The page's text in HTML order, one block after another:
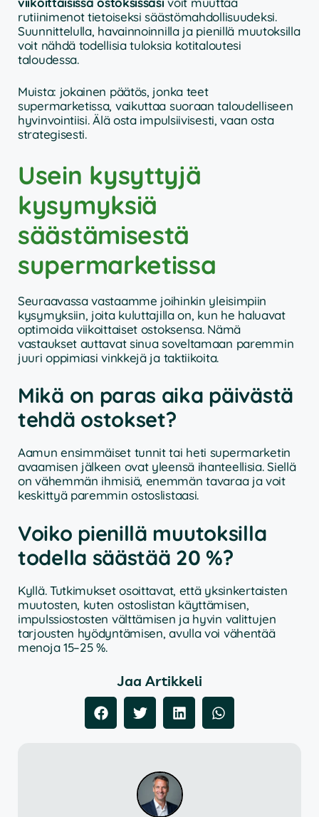
rutiinimenot tietoiseksi säästömahdollisuudeksi.
Suunnittelulla, havainnoinnilla ja pienillä muutoksilla
voit nähdä todellisia tuloksia kotitaloutesi
taloudessa.
Muista: jokainen päätös, jonka teet
supermarketissa, vaikuttaa suoraan taloudelliseen
hyvinvointiisi. Älä osta impulsiivisesti, vaan osta
strategisesti.
Usein kysyttyjä
kysymyksiä
säästämisestä
supermarketissa
Seuraavassa vastaamme joihinkin yleisimpiin
kysymyksiin, joita kuluttajilla on, kun he haluavat
optimoida viikoittaiset ostoksensa. Nämä
vastaukset auttavat sinua soveltamaan paremmin
juuri oppimiasi vinkkejä ja taktiikoita.
Mikä on paras aika päivästä
tehdä ostokset?
Aamun ensimmäiset tunnit tai heti supermarketin
avaamisen jälkeen ovat yleensä ihanteellisia. Siellä
on vähemmän ihmisiä, enemmän tavaraa ja voit
keskittyä paremmin ostoslistaasi.
Voiko pienillä muutoksilla
todella säästää 20 %?
Kyllä. Tutkimukset osoittavat, että yksinkertaisten
muutosten, kuten ostoslistan käyttämisen,
impulssiostosten välttämisen ja hyvin valittujen
tarjousten hyödyntämisen, avulla voi vähentää
menoja 15–25 %.
Jaa Artikkeli